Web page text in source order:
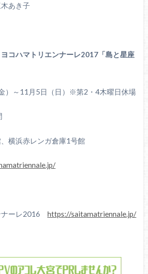
あき子
コハマトリエンナーレ2017「島と星座
）～11月5日（日）※第2・4木曜日休場
横浜赤レンガ倉庫1号館
ナーレ2016 https://saitamatriennale.jp/